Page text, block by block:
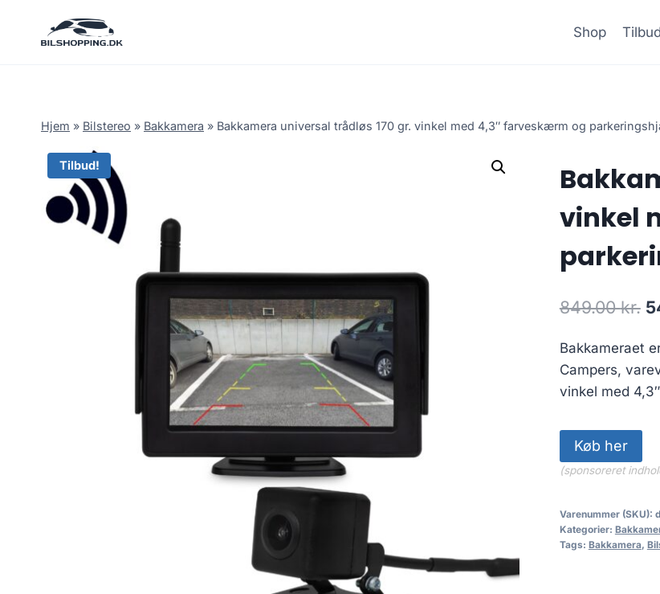
Shop Tilbud
Hjem » Bilstereo » Bakkamera » Bakkamera universal trådløs 170 gr. vinkel med 4,3″ farveskærm og
Tilbud!
vinkel
849.00kr.
Bakkameraet
Campers,
vinkel med
Køb her
(sponsoreret
Varenummer (SKU):
Kategorier:
Tags: Bakkamera,